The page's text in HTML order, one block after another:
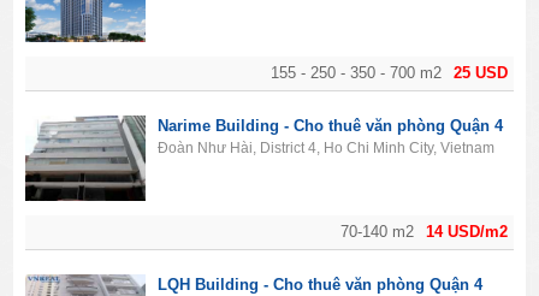
25 USD
155 - 250 - 350 - 700 m2
14 USD/m2
70-140 m2
Narime Building - Cho thuê văn phòng Quận 4
Đoàn Như Hài, District 4, Ho Chi Minh City, Vietnam
LQH Building - Cho thuê văn phòng Quận 4